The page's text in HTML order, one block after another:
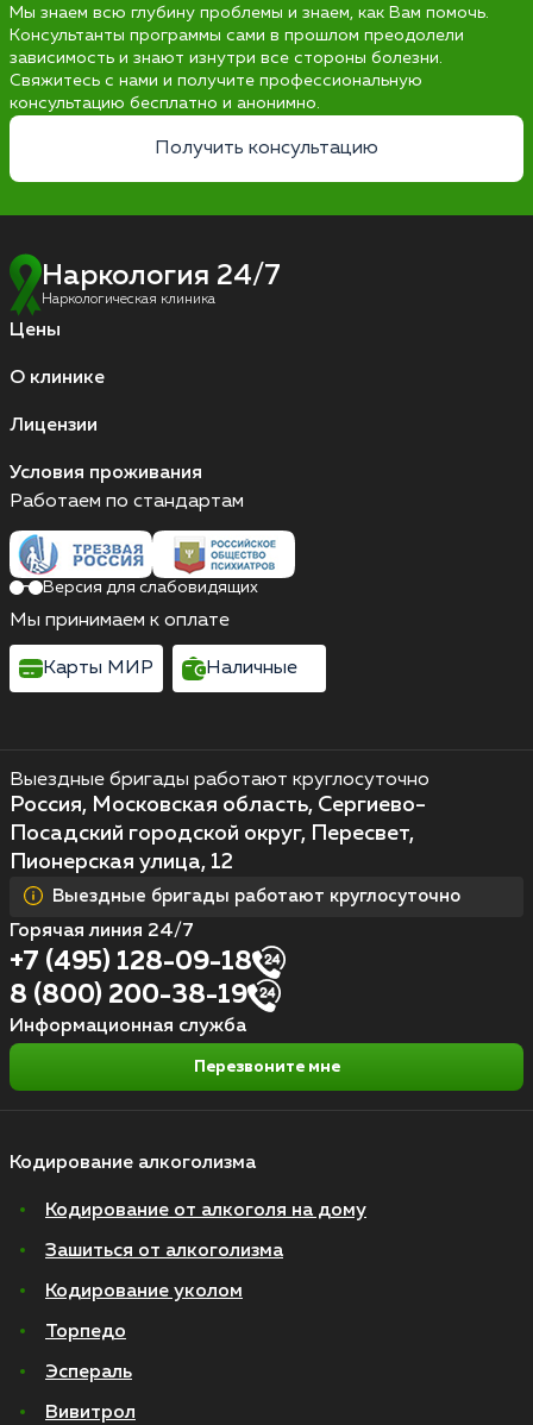
Мы знаем всю глубину проблемы и знаем, как Вам помочь.
Консультанты программы сами в прошлом преодолели
зависимость и знают изнутри все стороны болезни.
Свяжитесь с нами и получите профессиональную
консультацию бесплатно и анонимно.
Получить консультацию
Наркология 24/7
Наркологическая клиника
Цены
О клинике
Лицензии
Условия проживания
Кодирование алкоголизма
Кодирование от алкоголя на дому
Зашиться от алкоголизма
Кодирование уколом
Торпедо
Эспераль
Вивитрол
Выездные бригады работают круглосуточно
Россия, Московская область, Сергиево-
Посадский городской округ, Пересвет,
Пионерская улица, 12
Выездные бригады работают круглосуточно
Горячая линия 24/7
+7 (495) 128-09-18
8 (800) 200-38-19
Информационная служба
Перезвоните мне
Работаем по стандартам
Версия для слабовидящих
Мы принимаем к оплате
Карты МИР Наличные